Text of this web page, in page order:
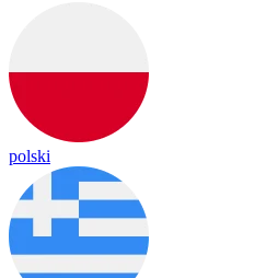
polski